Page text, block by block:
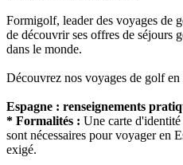
Formigolf, leader des voyages de
de découvrir ses offres de séjours
dans le monde.
Découvrez nos voyages de golf en
Espagne : renseignements
* Formalités : Une carte
sont nécessaires pour voyager en
exigé.